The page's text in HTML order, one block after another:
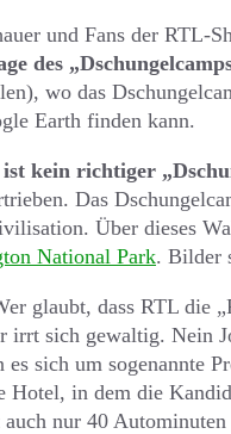
und Fans der RTL-
des
wo das
Earth finden kann.
ist kein richtiger
Das
Über dieses
National Park. Bilder
glaubt, dass RTL die
irrt sich gewaltig. Nein
es sich um sogenannte
Hotel, in dem die
nur 40 Autominuten